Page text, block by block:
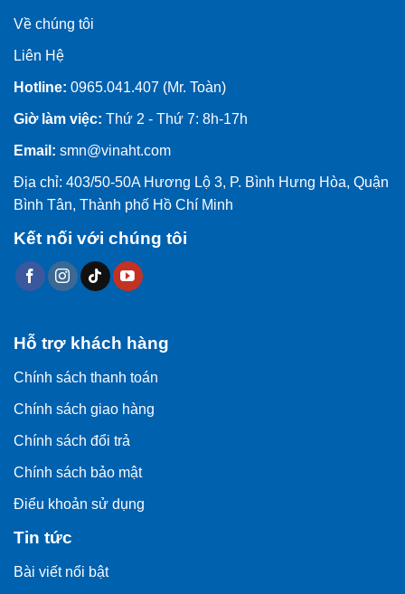
Về chúng tôi
Liên Hệ
Hotline: 0965.041.407 (Mr. Toàn)
Giờ làm việc: Thứ 2 - Thứ 7: 8h-17h
Email: smn@vinaht.com
Địa chỉ: 403/50-50A Hương Lộ 3, P. Bình Hưng Hòa, Quận
Bình Tân, Thành phố Hồ Chí Minh
Kết nối với chúng tôi
Hỗ trợ khách hàng
Chính sách thanh toán
Chính sách giao hàng
Chính sách đổi trả
Chính sách bảo mật
Điểu khoản sử dụng
Tin tức
Bài viết nổi bật